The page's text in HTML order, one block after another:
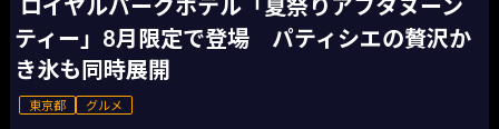
ロイヤルパークホテル「夏祭りアフタヌーン
ティー」8月限定で登場 パティシエの贅沢か
き氷も同時展開
東京都 グルメ